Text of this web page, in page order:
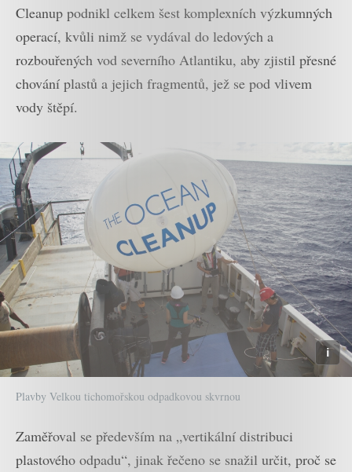
Cleanup podnikl celkem šest komplexních výzkumných
operací, kvůli nimž se vydával do ledových a
rozbouřených vod severního Atlantiku, aby zjistil přesné
chování plastů a jejich fragmentů, jež se pod vlivem
vody štěpí.
Plavby Velkou tichomořskou odpadkovou skvrnou
Zaměřoval se především na „vertikální distribuci
plastového odpadu“, jinak řečeno se snažil určit, proč se